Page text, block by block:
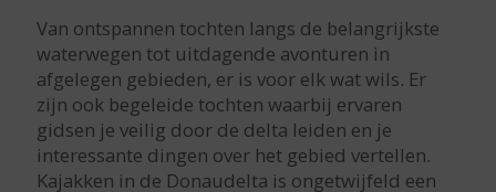
Van ontspannen tochten langs de belangrijkste
waterwegen tot uitdagende avonturen in
afgelegen gebieden, er is voor elk wat wils. Er
zijn ook begeleide tochten waarbij ervaren
gidsen je veilig door de delta leiden en je
interessante dingen over het gebied vertellen.
Kajakken in de Donaudelta is ongetwijfeld een